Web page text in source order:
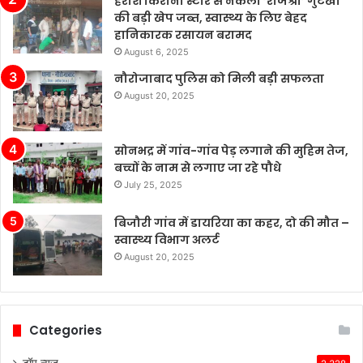
परिवर्तन
है।
की बड़ी खेप जब्त, स्वास्थ्य के लिए बेहद
हानिकारक रसायन बरामद
August 6, 2025
नौरोजाबाद पुलिस को मिली बड़ी सफलता
August 20, 2025
सोनभद्र में गांव-गांव पेड़ लगाने की मुहिम तेज,
बच्चों के नाम से लगाए जा रहे पौधे
July 25, 2025
बिजौरी गांव में डायरिया का कहर, दो की मौत –
स्वास्थ्य विभाग अलर्ट
August 20, 2025
Categories